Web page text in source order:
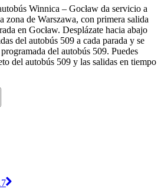
Winnica – Gocław da servicio a
zona de Warszawa, con primera salida
en Gocław. Desplázate hacia abajo
del autobús 509 a cada parada y se
del autobús 509. Puedes
del autobús 509 y las salidas en tiempo